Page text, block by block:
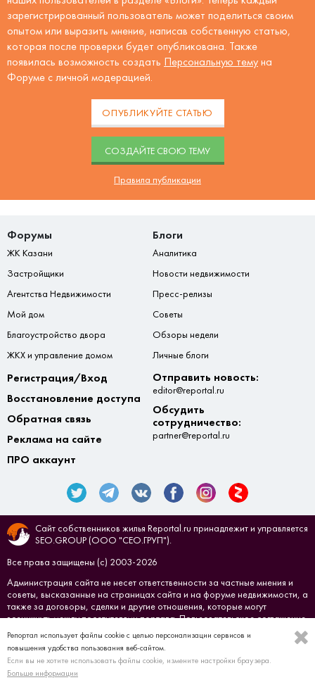
Репортал использует файлы cookie с целью персонализации сервисов и
повышения удобства пользования веб-сайтом.
Если вы не хотите использовать файлы cookie, измените настройки браузера.
Больше информации
зарегистрированный пользователь может поделиться своим
опытом или выразить мнение, написав собственную статью,
которая после проверки будет опубликована. Также
появилась возможность создать Персональную тему на
Форуме с личной модерацией.
ОПУБЛИКУЙТЕ СТАТЬЮ
CОЗДАЙТЕ СВОЮ ТЕМУ
Правила публикации
Форумы
ЖК Казани
Застройщики
Агентства Недвижимости
Мой дом
Благоустройство двора
ЖКХ и управление домом
Блоги
Аналитика
Новости недвижимости
Пресс-релизы
Советы
Обзоры недели
Личные блоги
Регистрация/Вход
Восстановление доступа
Обратная связь
Реклама на сайте
ПРО аккаунт
Отправить новость:
editor@reportal.ru
Обсудить
сотрудничество:
partner@reportal.ru
Сайт собственников жилья Reportal.ru принадлежит и управляется
SEO.GROUP (ООО "СЕО.ГРУП").
Все права защищены (с) 2003-2026
Администрация сайта не несет ответственности за частные мнения и
советы, высказанные на страницах сайта и на форуме недвижимости, а
также за договоры, сделки и другие отношения, которые могут
возникнуть между посетителями портала.Пользовательское соглашение
Создано в СЕО.ГРУП